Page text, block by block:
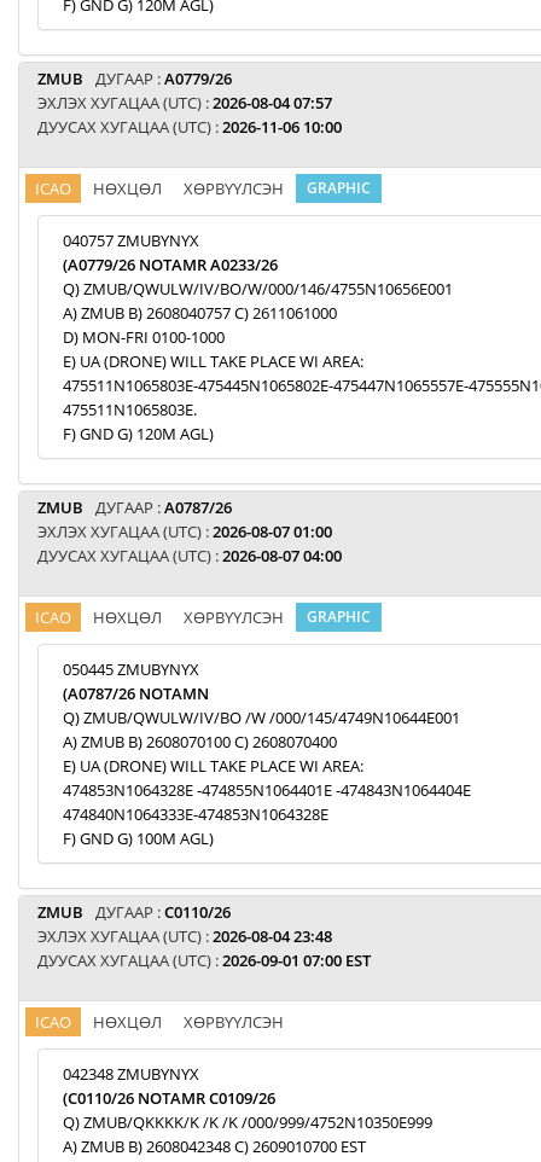
F) GND G) 120M AGL)
ZMUB ДУГААР :A0779/26
ЭХЛЭХ ХУГАЦАА (UTC) :2026-08-04 07:57
ДУУСАХ ХУГАЦАА (UTC) :2026-11-06 10:00
ICAO НӨХЦӨЛ ХӨРВҮҮЛСЭН GRAPHIC
040757 ZMUBYNYX
(A0779/26 NOTAMR A0233/26
Q) ZMUB/QWULW/IV/BO/W/000/146/4755N10656E001
A) ZMUB B) 2608040757 C) 2611061000
D) MON-FRI 0100-1000
E) UA (DRONE) WILL TAKE PLACE WI AREA:
475511N1065803E-475445N1065802E-475447N1065557E-
475511N1065803E.
F) GND G) 120M AGL)
ZMUB ДУГААР :A0787/26
ЭХЛЭХ ХУГАЦАА (UTC) :2026-08-07 01:00
ДУУСАХ ХУГАЦАА (UTC) :2026-08-07 04:00
ICAO НӨХЦӨЛ ХӨРВҮҮЛСЭН GRAPHIC
050445 ZMUBYNYX
(A0787/26 NOTAMN
Q) ZMUB/QWULW/IV/BO /W /000/145/4749N10644E001
A) ZMUB B) 2608070100 C) 2608070400
E) UA (DRONE) WILL TAKE PLACE WI AREA:
474853N1064328E -474855N1064401E -474843N1064404E
474840N1064333E-474853N1064328E
F) GND G) 100M AGL)
ZMUB ДУГААР :C0110/26
ЭХЛЭХ ХУГАЦАА (UTC) :2026-08-04 23:48
ДУУСАХ ХУГАЦАА (UTC) :2026-09-01 07:00 EST
ICAO НӨХЦӨЛ ХӨРВҮҮЛСЭН
042348 ZMUBYNYX
(C0110/26 NOTAMR C0109/26
Q) ZMUB/QKKKK/K /K /K /000/999/4752N10350E999
A) ZMUB B) 2608042348 C) 2609010700 EST